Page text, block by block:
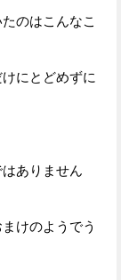
のはこんなこ
にとどめずに
ありません
けのようでう